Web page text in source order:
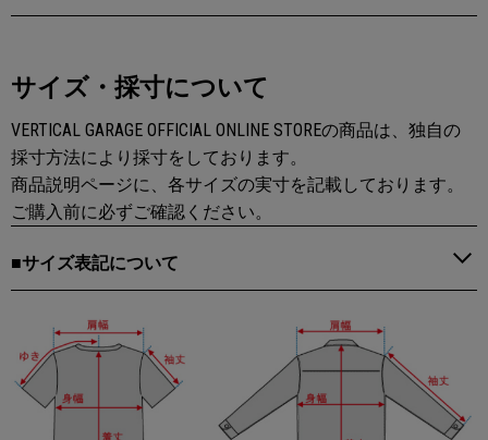
サイズ・採寸について
VERTICAL GARAGE OFFICIAL ONLINE STOREの商品は、独自の
採寸方法により採寸をしております。
商品説明ページに、各サイズの実寸を記載しております。
ご購入前に必ずご確認ください。
■サイズ表記について